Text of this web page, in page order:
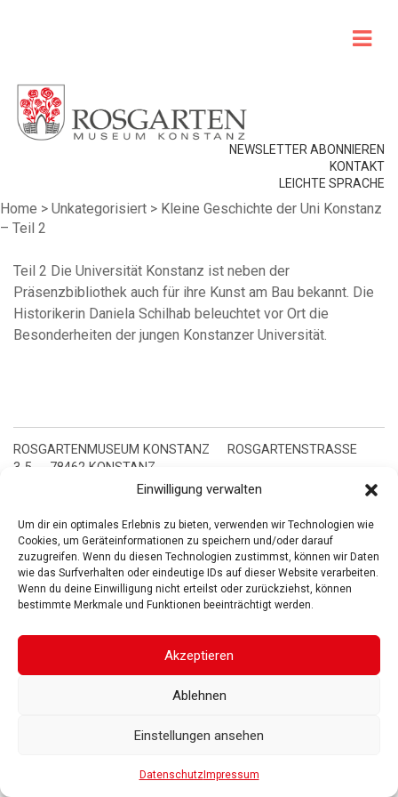
Einwilligung verwalten
Um dir ein optimales Erlebnis zu bieten, verwenden wir Technologien wie
Cookies, um Geräteinformationen zu speichern und/oder darauf
zuzugreifen. Wenn du diesen Technologien zustimmst, können wir Daten
wie das Surfverhalten oder eindeutige IDs auf dieser Website verarbeiten.
Wenn du deine Einwilligung nicht erteilst oder zurückziehst, können
bestimmte Merkmale und Funktionen beeinträchtigt werden.
Akzeptieren
Ablehnen
Einstellungen ansehen
DatenschutzImpressum
NEWSLETTER ABONNIEREN
KONTAKT
LEICHTE SPRACHE
Home > Unkategorisiert > Kleine Geschichte der Uni Konstanz
– Teil 2
Teil 2 Die Universität Konstanz ist neben der
Präsenzbibliothek auch für ihre Kunst am Bau bekannt. Die
Historikerin Daniela Schilhab beleuchtet vor Ort die
Besonderheiten der jungen Konstanzer Universität.
ROSGARTENMUSEUM KONSTANZ
ROSGARTENSTRASSE
3-5
78462 KONSTANZ
DATENSCHUTZ BARRIEREFREIHEIT